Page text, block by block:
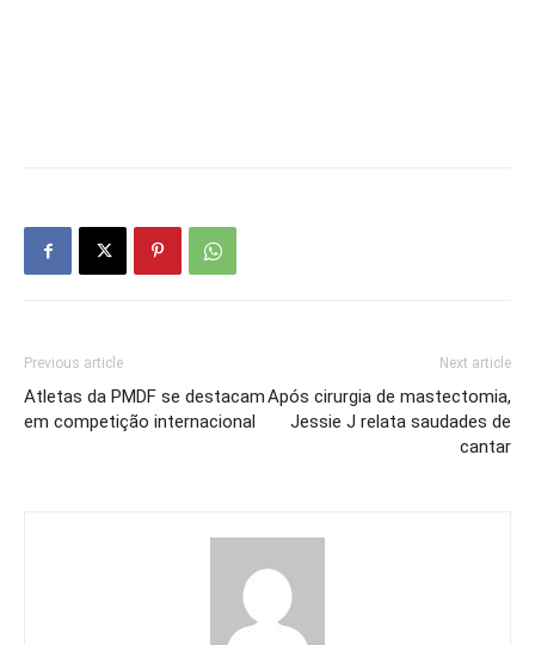
Previous article
Atletas da PMDF se destacam
em competição internacional
Next article
Após cirurgia de mastectomia,
Jessie J relata saudades de
cantar